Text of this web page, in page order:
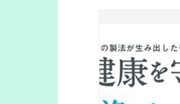
美歩のパンプスフ